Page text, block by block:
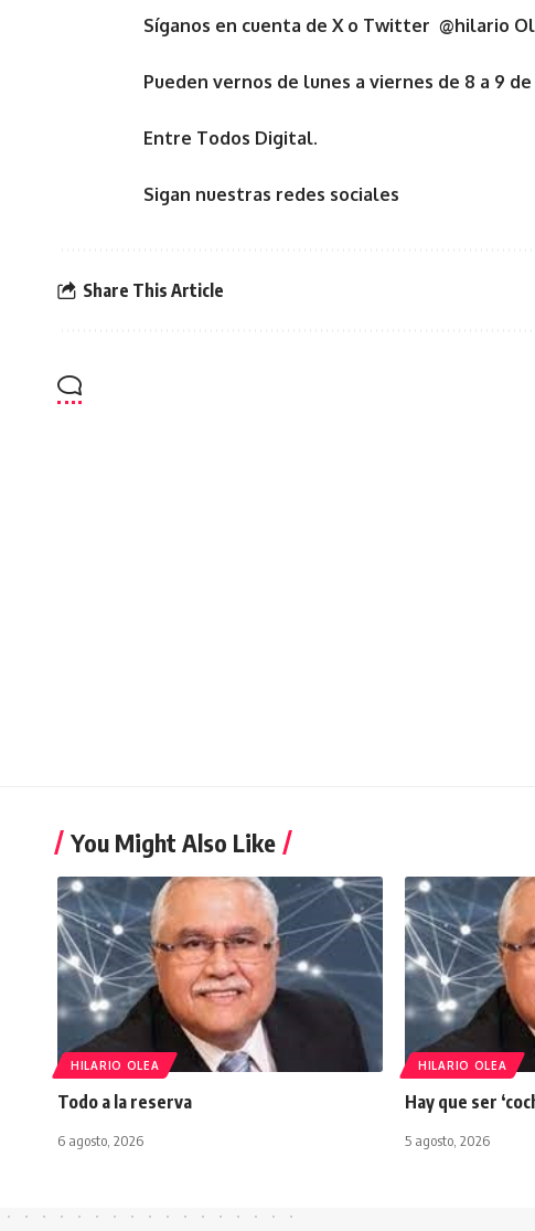
Síganos en cuenta de X o Twitter @hilario
Pueden vernos de lunes a viernes de 8 a 9
Entre Todos Digital.
Sigan nuestras redes sociales
Share This Article
You Might Also Like
HILARIO OLEA
Todo a la reserva
6 agosto, 2026
HILARIO OLEA
Hay que ser
5 agosto, 2026